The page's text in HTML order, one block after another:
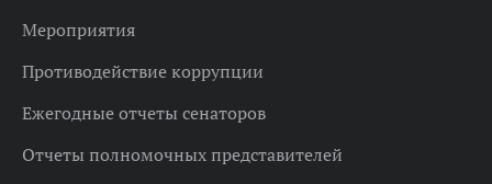
Мероприятия
Противодействие коррупции
Ежегодные отчеты сенаторов
Отчеты полномочных представителей